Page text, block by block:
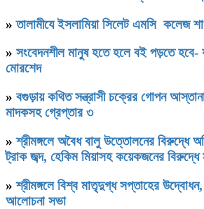
»তালামীযে ইসলামিয়া সিলেট এমসি কলেজ
» সংবেদনশীল মানুষ হতে হলে বই পড়তে হবে-
মোরশেদ
» বগুড়ায় কথিত সন্ত্রাসী চক্রের গোপন
মাদকসহ গ্রেপ্তার ৩
»শ্রীমঙ্গলে অবৈধ বালু উত্তোলনের বিরুদ্ধে
ট্রাক জব্দ, হেকিম মিয়াসহ কয়েকজনের বিরুদ্ধে
»শ্রীমঙ্গলে বিশ্ব মাতৃদুগ্ধ সপ্তাহের
আলোচনা সভা